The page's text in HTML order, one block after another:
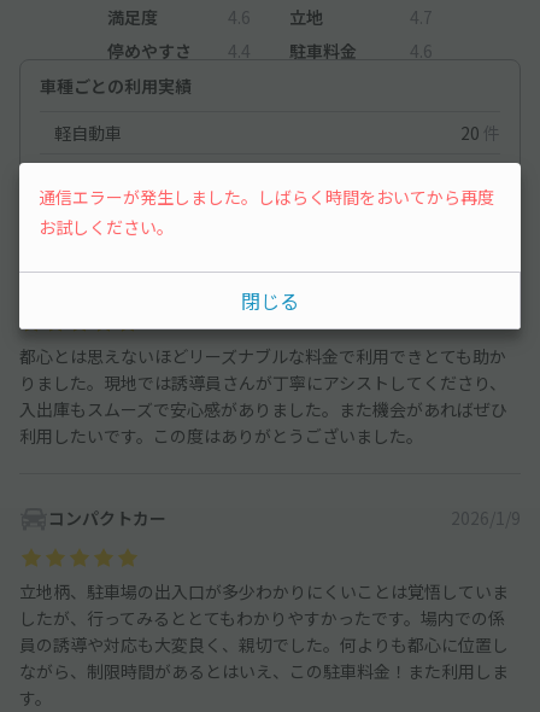
満足度 4.6 立地
4.7
停めやすさ
4.4 駐車料金
4.6
車種ごとの利用実績
軽自動車
20 件
中型車
都心とは思えないほどリーズナブルな料金で利用できとても助か
りました。現地では誘導員さんが丁寧にアシストしてくださり、
入出庫もスムーズで安心感がありました。また機会があればぜひ
利用したいです。この度はありがとうございました。
コンパクトカー 2026/1/9
立地柄、駐車場の出入口が多少わかりにくいことは覚悟していま
したが、行ってみるととてもわかりやすかったです。場内での係
員の誘導や対応も大変良く、親切でした。何よりも都心に位置し
ながら、制限時間があるとはいえ、この駐車料金！また利用しま
す。
通信エラーが発生しました。しばらく時間をおいてから再度
お試しください。
閉じる